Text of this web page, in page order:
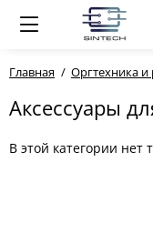
Главная Оргтехника
Аксессуары
В этой категории нет